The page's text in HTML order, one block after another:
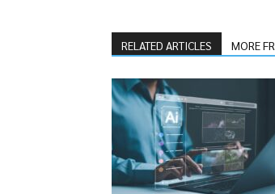
RELATED ARTICLES MORE